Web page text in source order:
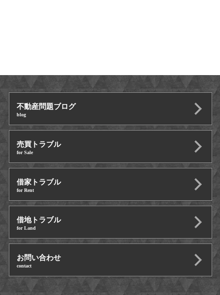
不動産問題ブログ
blog
売買トラブル
for Sale
借家トラブル
for Rent
借地トラブル
for Land
お問い合わせ
contact